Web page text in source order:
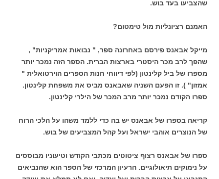
שהצביעו בעד בוש.
האמנם רציונליות מול טימטום?
מייקל אבאנס פירסם באחרונה ספר, " נבואות אמריקניות" ,
שהפך לרב מכר היסטרי בארצות הברית. הספר הזה נמכר יותר
מספרו של ביל קלינטון (לפי דיווחי חנות הספרים הוירטואלית "
אמזון" ). זו הפעם השניה שאבאנס מביס את משפחת קלינטון.
ספרו הקודם נמכר יותר מרב המכר של הילרי קלינטון.
קריאה בספרו של אבאנס יש בה כדי ללמד משהו על הלכי הרוח
של הנוצרים אוהבי ישראל ועל קהל המצביעים של בוש.
ספרו של אבאנס רצוף ציטוטים מכתבי הקודש וטיעוניו מבוססים
על נימוקים תיאולוגיים. הרעיון המרכזי של הספר הוא שהנביאים